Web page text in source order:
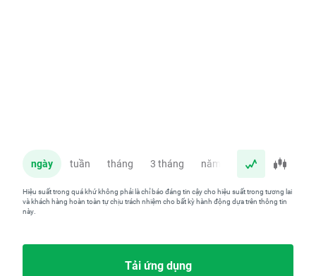
ngày tuần tháng 3 tháng năm
Hiệu suất trong quá khứ không phải là chỉ báo đáng tin cậy cho hiệu suất trong tương lai
và khách hàng hoàn toàn tự chịu trách nhiệm cho bất kỳ hành động dựa trên thông tin
này.
Tải ứng dụng